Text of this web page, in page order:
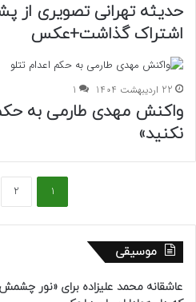
حدیثه تهرانی تصویری از
اشتراک گذاشت+عکس
22 اردیبهشت 1404 1
واکنش مهدی طارمی به حکم
نکنید»
1
2
موسیقی
عاشقانه محمد علیزاده برای «نور